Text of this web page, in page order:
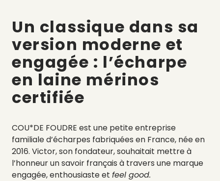
Un classique dans sa
version moderne et
engagée : l’écharpe
en laine mérinos
certifiée
COU*DE FOUDRE est une petite entreprise
familiale d’écharpes fabriquées en France, née en
2016. Victor, son fondateur, souhaitait mettre à
l’honneur un savoir français à travers une marque
engagée, enthousiaste et feel good.